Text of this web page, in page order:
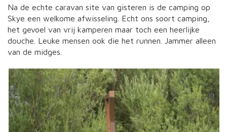
Na de echte caravan site van gisteren is de camping op
Skye een welkome afwisseling. Echt ons soort camping,
het gevoel van vrij kamperen maar toch een heerlijke
douche. Leuke mensen ook die het runnen. Jammer alleen
van de midges.